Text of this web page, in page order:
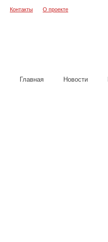
Контакты О проекте
Главная Новости